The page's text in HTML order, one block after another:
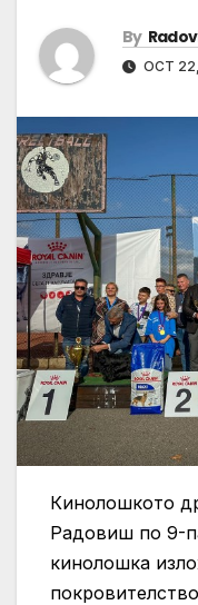
By
OCT
Кинолошкото
Радовиш по 9-
кинолошка